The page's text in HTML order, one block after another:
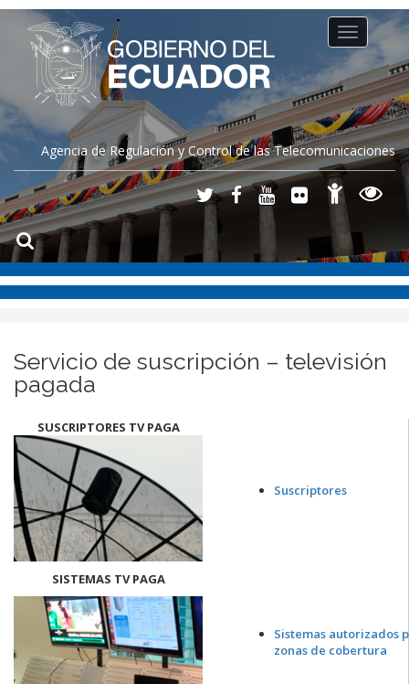
Agencia de Regulación y Control de las Telecomunicaciones
Toggle
navigation
Servicio de suscripción – televisión
pagada
SUSCRIPTORES TV PAGA
Suscriptores
SISTEMAS TV PAGA
Sistemas autorizados
zonas de cobertura